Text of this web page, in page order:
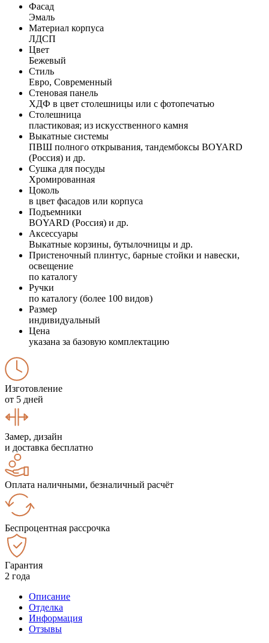
Фасад
Эмаль
Материал корпуса
ЛДСП
Цвет
Бежевый
Стиль
Евро, Современный
Стеновая панель
ХДФ в цвет столешницы или с фотопечатью
Столешница
пластиковая; из искусственного камня
Выкатные системы
ПВШ полного открывания, тандембоксы BOYARD
(Россия) и др.
Сушка для посуды
Хромированная
Цоколь
в цвет фасадов или корпуса
Подъемники
BOYARD (Россия) и др.
Аксессуары
Выкатные корзины, бутылочницы и др.
Пристеночный плинтус, барные стойки и навески,
освещение
по каталогу
Ручки
по каталогу (более 100 видов)
Размер
индивидуальный
Цена
указана за базовую комплектацию
Изготовление
от 5 дней
Замер, дизайн
и доставка бесплатно
Оплата наличными, безналичный расчёт
Беспроцентная рассрочка
Гарантия
2 года
Описание
Отделка
Информация
Отзывы